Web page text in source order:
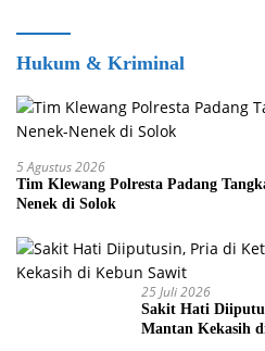
Hukum & Kriminal
5 Agustus 2026
Tim Klewang Polresta Padang
Nenek di Solok
25 Juli 2026
Sakit Hati
Mantan Kekasih